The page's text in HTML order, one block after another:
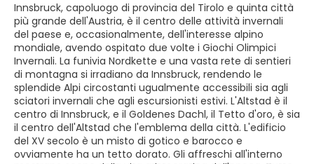
Innsbruck, capoluogo di provincia del Tirolo e quinta città
più grande dell'Austria, è il centro delle attività invernali
del paese e, occasionalmente, dell'interesse alpino
mondiale, avendo ospitato due volte i Giochi Olimpici
Invernali. La funivia Nordkette e una vasta rete di sentieri
di montagna si irradiano da Innsbruck, rendendo le
splendide Alpi circostanti ugualmente accessibili sia agli
sciatori invernali che agli escursionisti estivi. L'Altstad è il
centro di Innsbruck, e il Goldenes Dachl, il Tetto d'oro, è sia
il centro dell'Altstad che l'emblema della città. L'edificio
del XV secolo è un misto di gotico e barocco e
ovviamente ha un tetto dorato. Gli affreschi all'interno